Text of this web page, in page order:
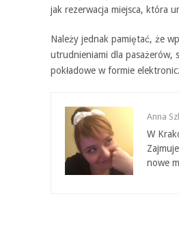
jak rezerwacja miejsca, która
Należy jednak pamiętać, że
utrudnieniami dla pasażerów,
pokładowe w formie
Anna
W
nowe